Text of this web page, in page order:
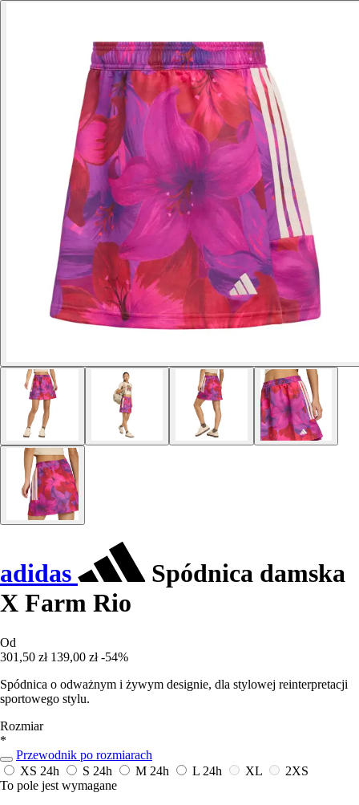
adidas
Spódnica damska
X Farm Rio
Od
301,50 zł 139,00 zł -54%
Spódnica o odważnym i żywym designie, dla stylowej reinterpretacji
sportowego stylu.
Rozmiar
*
Przewodnik po rozmiarach
XS 24h S 24h M 24h L 24h XL
2XS
To pole jest wymagane